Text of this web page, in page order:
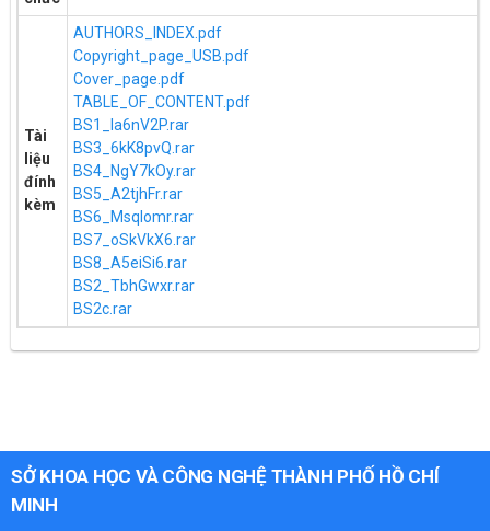
Tài
liệu
đính
kèm
AUTHORS_INDEX.pdf
Copyright_page_USB.pdf
Cover_page.pdf
TABLE_OF_CONTENT.pdf
BS1_la6nV2P.rar
BS3_6kK8pvQ.rar
BS4_NgY7kOy.rar
BS5_A2tjhFr.rar
BS6_MsqIomr.rar
BS7_oSkVkX6.rar
BS8_A5eiSi6.rar
BS2_TbhGwxr.rar
BS2c.rar
SỞ KHOA HỌC VÀ CÔNG NGHỆ THÀNH PHỐ HỒ CHÍ
MINH